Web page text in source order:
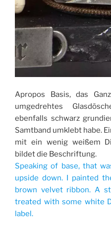
Apropos Basis, das
umgedrehtes
ebenfalls schwarz
Samtband umklebt habe.
mit ein wenig weißem
bildet die Beschriftung.
Speaking of base, that
upside down. I painted
brown velvet ribbon. A
treated with some white
label.